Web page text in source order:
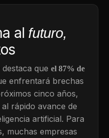
al futuro,
que el 87% de
enfrentará brechas
cinco años,
rápido avance de
artificial. Para
muchas empresas